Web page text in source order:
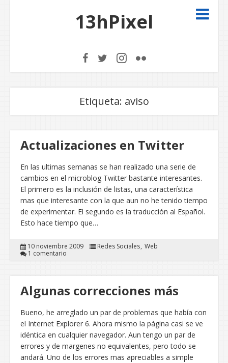
13hPixel
Etiqueta: aviso
Actualizaciones en Twitter
En las ultimas semanas se han realizado una serie de
cambios en el microblog Twitter bastante interesantes.
El primero es la inclusión de listas, una característica
mas que interesante con la que aun no he tenido tiempo
de experimentar. El segundo es la traducción al Español.
Esto hace tiempo que…
10 noviembre 2009 Redes Sociales Web
1 comentario
Algunas correcciones más
Bueno, he arreglado un par de problemas que había con
el Internet Explorer 6. Ahora mismo la página casi se ve
idéntica en cualquier navegador. Aun tengo un par de
errores y de margenes no equivalentes, pero todo se
andará. Uno de los errores mas apreciables a simple